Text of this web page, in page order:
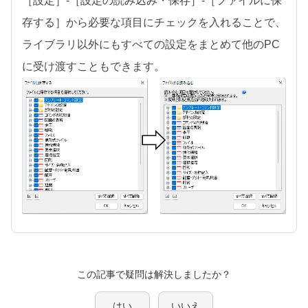
存する］から必要な項目にチェックを入れることで、
ライブラリ以外にもすべての設定をまとめて他のPC
に受け渡すこともできます。
この記事で疑問は解決しましたか？